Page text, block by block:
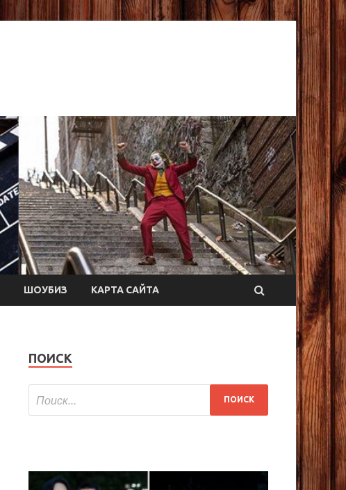
ШОУБИЗ КАРТА САЙТА
ПОИСК